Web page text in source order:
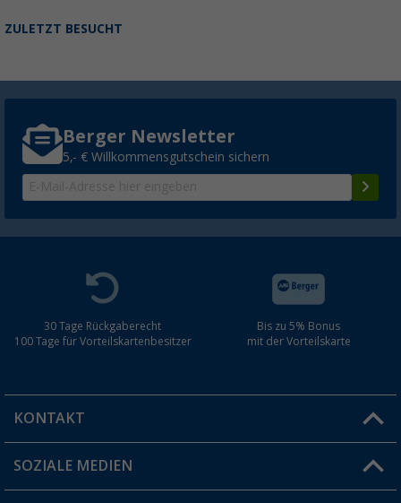
ZULETZT BESUCHT
Berger Newsletter
5,- € Willkommensgutschein sichern
30 Tage Rückgaberecht
100 Tage für Vorteilskartenbesitzer
Bis zu 5% Bonus
mit der Vorteilskarte
KONTAKT
Du hast eine Frage?
SOZIALE MEDIEN